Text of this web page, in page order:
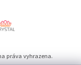
práva vyhrazena.